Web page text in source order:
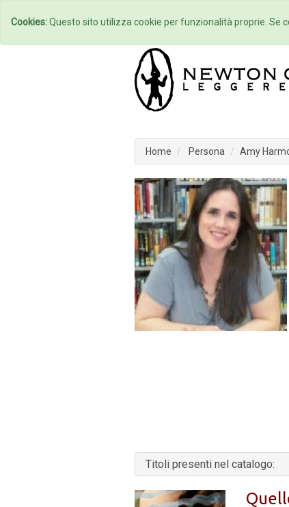
Home
Home Persona Amy
Titoli presenti nel catalogo:
Cookies:Questo sito utilizza cookie per funzionalità proprie. Se